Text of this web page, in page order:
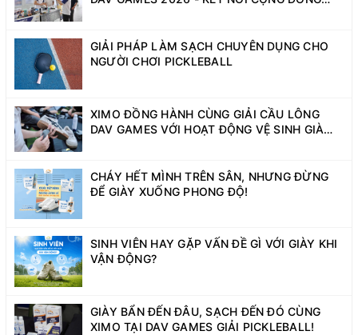
GIẢI PHÁP LÀM SẠCH CHUYÊN DỤNG CHO
NGƯỜI CHƠI PICKLEBALL
XIMO ĐỒNG HÀNH CÙNG GIẢI CẦU LÔNG
DAV GAMES VỚI HOẠT ĐỘNG VỆ SINH GIÀY
CHÁY HẾT MÌNH TRÊN SÂN, NHƯNG ĐỪNG
ĐỂ GIÀY XUỐNG PHONG ĐỘ!
SINH VIÊN HAY GẶP VẤN ĐỀ GÌ VỚI GIÀY KHI
VẬN ĐỘNG?
GIÀY BẨN ĐẾN ĐÂU, SẠCH ĐẾN ĐÓ CÙNG
XIMO TẠI DAV GAMES GIẢI PICKLEBALL!